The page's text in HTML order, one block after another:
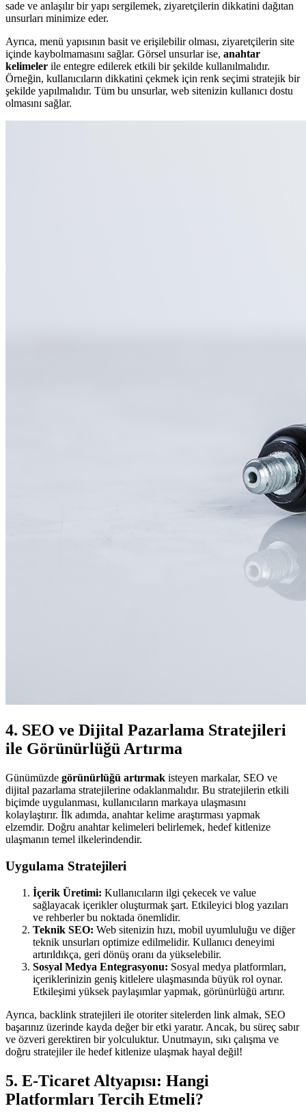
sade ve anlaşılır bir yapı sergilemek, ziyaretçilerin dikkatini dağıtan
unsurları minimize eder.
Ayrıca, menü yapısının basit ve erişilebilir olması, ziyaretçilerin site
içinde kaybolmamasını sağlar. Görsel unsurlar ise, anahtar
kelimeler ile entegre edilerek etkili bir şekilde kullanılmalıdır.
Örneğin, kullanıcıların dikkatini çekmek için renk seçimi stratejik bir
şekilde yapılmalıdır. Tüm bu unsurlar, web sitenizin kullanıcı dostu
olmasını sağlar.
4. SEO ve Dijital Pazarlama Stratejileri
ile Görünürlüğü Artırma
Günümüzde görünürlüğü artırmak isteyen markalar, SEO ve
dijital pazarlama stratejilerine odaklanmalıdır. Bu stratejilerin etkili
biçimde uygulanması, kullanıcıların markaya ulaşmasını
kolaylaştırır. İlk adımda, anahtar kelime araştırması yapmak
elzemdir. Doğru anahtar kelimeleri belirlemek, hedef kitlenize
ulaşmanın temel ilkelerindendir.
Uygulama Stratejileri
İçerik Üretimi: Kullanıcıların ilgi çekecek ve value
sağlayacak içerikler oluşturmak şart. Etkileyici blog yazıları
ve rehberler bu noktada önemlidir.
Teknik SEO: Web sitenizin hızı, mobil uyumluluğu ve diğer
teknik unsurları optimize edilmelidir. Kullanıcı deneyimi
artırıldıkça, geri dönüş oranı da yükselebilir.
Sosyal Medya Entegrasyonu: Sosyal medya platformları,
içeriklerinizin geniş kitlelere ulaşmasında büyük rol oynar.
Etkileşimi yüksek paylaşımlar yapmak, görünürlüğü artırır.
Ayrıca, backlink stratejileri ile otoriter sitelerden link almak, SEO
başarınız üzerinde kayda değer bir etki yaratır. Ancak, bu süreç sabır
ve özveri gerektiren bir yolculuktur. Unutmayın, sıkı çalışma ve
doğru stratejiler ile hedef kitlenize ulaşmak hayal değil!
5. E-Ticaret Altyapısı: Hangi
Platformları Tercih Etmeli?